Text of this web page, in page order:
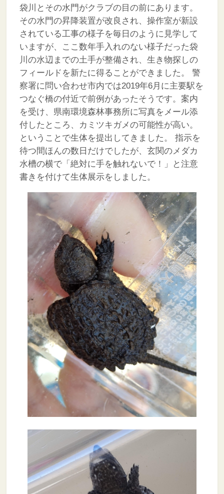
袋川とその水門がクラブの目の前にあります。
その水門の昇降装置が改良され、操作室が新設
されている工事の様子を毎日のように見学して
いますが、ここ数年手入れのない様子だった袋
川の水辺までの土手が整備され、生き物探しの
フィールドを新たに得ることができました。
警
察署に問い合わせ市内では2019年6月に主要駅を
つなぐ橋の付近で前例があったそうです。案内
を受け、県南環境森林事務所に写真をメール添
付したところ、カミツキガメの可能性が高い。
ということで生体を提出してきました。
指示を
待つ間ほんの数日だけでしたが、玄関のメダカ
水槽の横で「絶対に手を触れないで！」と注意
書きを付けて生体展示をしました。